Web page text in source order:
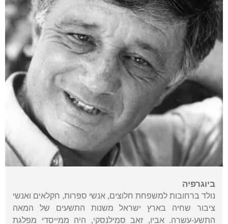
ביוגרפיה
נולד ברחובות למשפחת חלוצים, אנשי ספרות, חקלאים ואנשי
ציבור שחיה בארץ ישראל משנות התשעים של המאה
התשע-עשרה. אביו, זאב סמילנסקי, היה ממייסדי מפלגת